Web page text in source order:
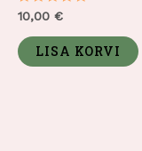
Hinnanguga
5
10,00 €
LISA KORVI